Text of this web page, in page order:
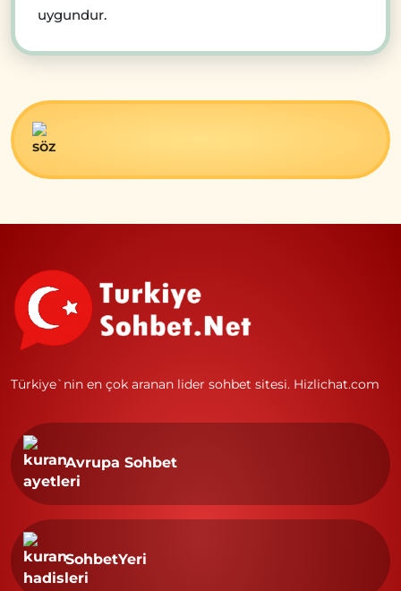
uygundur.
Türkiye`nin en çok aranan lider sohbet sitesi. Hizlichat.com
Avrupa Sohbet
SohbetYeri